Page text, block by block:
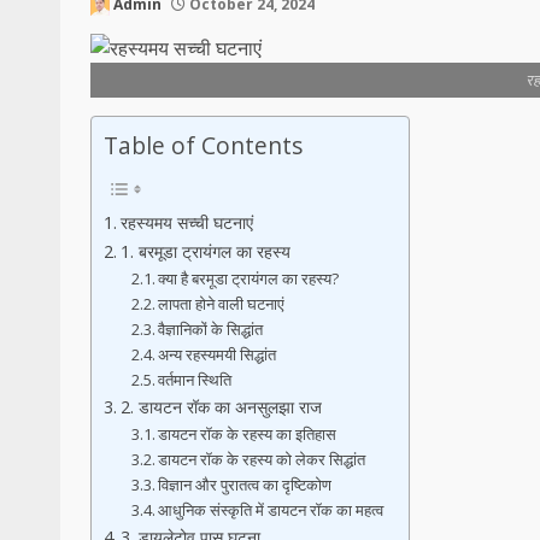
Admin October 24, 2024
Table of Contents
रहस्यमय सच्ची घटनाएं
1. बरमूडा ट्रायंगल का रहस्य
क्या है बरमूडा ट्रायंगल का रहस्य?
लापता होने वाली घटनाएं
वैज्ञानिकों के सिद्धांत
अन्य रहस्यमयी सिद्धांत
वर्तमान स्थिति
2. डायटन रॉक का अनसुलझा राज
डायटन रॉक के रहस्य का इतिहास
डायटन रॉक के रहस्य को लेकर सिद्धांत
विज्ञान और पुरातत्व का दृष्टिकोण
आधुनिक संस्कृति में डायटन रॉक का महत्व